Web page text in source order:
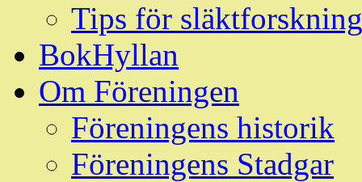
Tips för
BokHyllan
Om Föreningen
Föreningens historik
Föreningens Stadgar